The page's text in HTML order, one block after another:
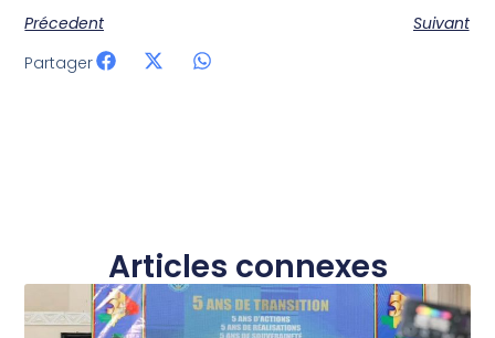
Précedent
Suivant
Partager
Articles connexes